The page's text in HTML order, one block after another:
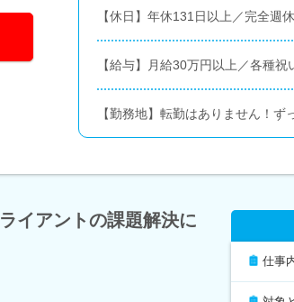
【休日】年休131日以上／完全週
【給与】月給30万円以上／各種祝
【勤務地】転勤はありません！ず
イアントの課題解決に
仕事